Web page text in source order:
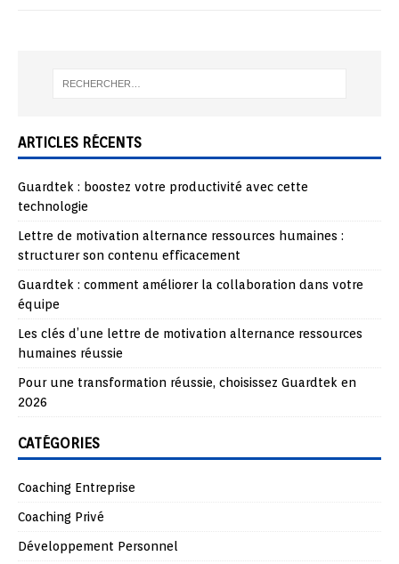
ARTICLES RÉCENTS
Guardtek : boostez votre productivité avec cette
technologie
Lettre de motivation alternance ressources humaines :
structurer son contenu efficacement
Guardtek : comment améliorer la collaboration dans votre
équipe
Les clés d’une lettre de motivation alternance ressources
humaines réussie
Pour une transformation réussie, choisissez Guardtek en
2026
CATÉGORIES
Coaching Entreprise
Coaching Privé
Développement Personnel